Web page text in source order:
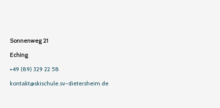
Sonnenweg 21
Eching
+49 (89) 329 22 58
kontakt@skischule.sv-dietersheim.de